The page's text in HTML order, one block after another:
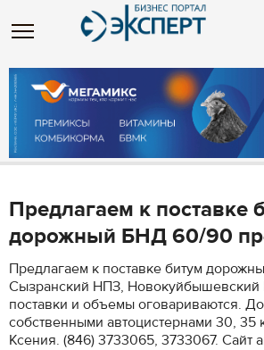
Предлагаем к поставке
дорожный БНД 60/90
Предлагаем к поставке битум
Сызранский НПЗ, Новокуйбышевский
поставки и объемы оговариваются.
собственными автоцистернами 30, 35
Ксения. (846) 3733065, 3733067. Сайт